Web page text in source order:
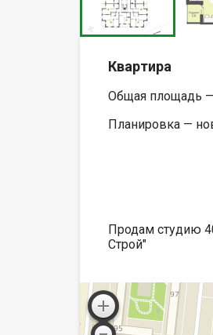
Квартира
Общая площадь
Планировка —
Продам студию
Строй"